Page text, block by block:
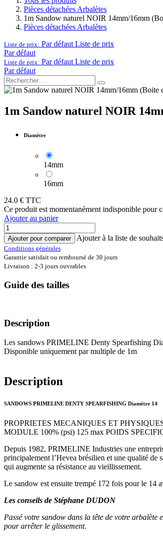
Pièces détachées Arbalètes
1m Sandow naturel NOIR 14mm/16mm
Pièces détachées Arbalètes
Liste de prix: Par défaut Liste de prix
Par défaut
Liste de prix: Par défaut Liste de prix
Par défaut
1m Sandow naturel NOIR
Diamètre
14mm
16mm
24.0 € TTC
Ce produit est momentanément indisponible pour
Ajouter au panier
Ajouter pour comparer Ajouter à la liste de
Conditions générales
Garantie satisfait ou remboursé de 30 jours
Livraison : 2-3 jours ouvrables
Guide des tailles
Description
Les sandows PRIMELINE Denty Spearfishing
Disponible uniquement par multiple de 1m
Description
SANDOWS PRIMELINE DENTY SPEARFISHING Diamètre 14
PROPRIETES MECANIQUES ET
MODULE 100% (psi) 125 max POIDS
Depuis 1982, PRIMELINE Industries une
principalement l’Hevea brésilien et une qualité de
qui augmente sa résistance au vieillissement.
Le sandow est ensuite trempé 172 fois pour le 14
Les conseils de Stéphane DUDON
Passé votre sandow dans la tête de votre
pour arrêter le glissement.